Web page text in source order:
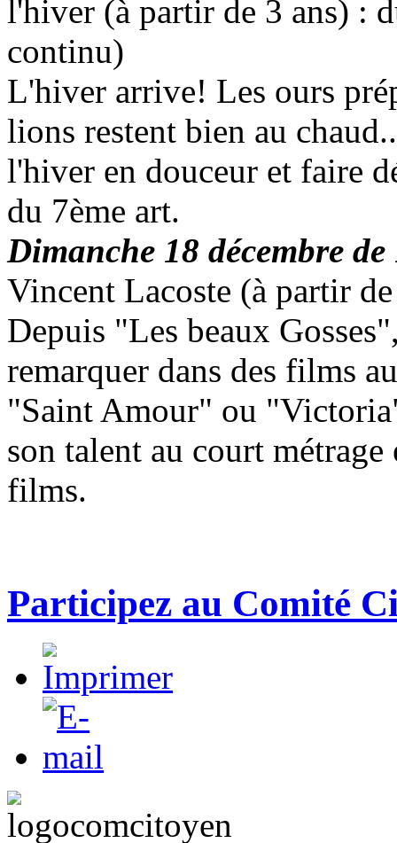
l'hiver (à partir de 3 ans) :
continu)
L'hiver arrive! Les ours
lions restent bien au
l'hiver en douceur et faire
du 7ème art.
Dimanche 18 décembre
Vincent Lacoste (à partir
Depuis "Les beaux
remarquer dans des films
"Saint Amour" ou
son talent au court
films.
Participez au Comité